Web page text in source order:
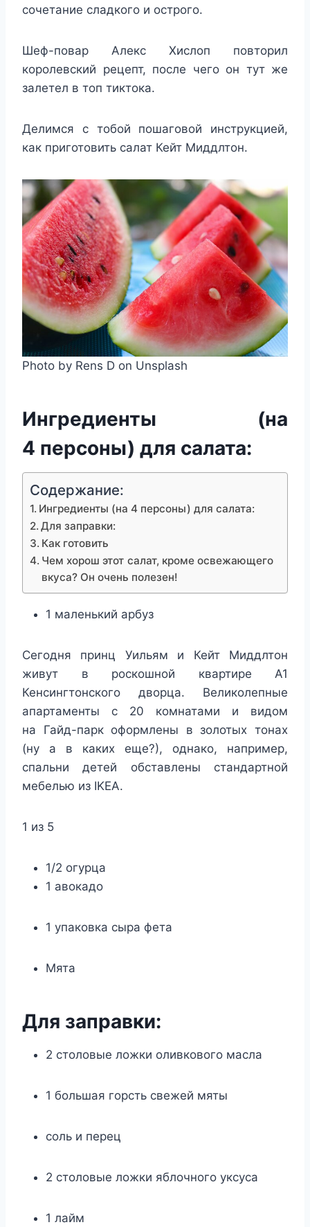
сочетание сладкого и острого.
Шеф-повар Алекс Хислоп повторил
королевский рецепт, после чего он тут же
залетел в топ тиктока.
Делимся с тобой пошаговой инструкцией,
как приготовить салат Кейт Миддлтон.
Photo by Rens D on Unsplash
Ингредиенты (на
4 персоны) для салата:
Содержание:
Ингредиенты (на 4 персоны) для салата:
Для заправки:
Как готовить
Чем хорош этот салат, кроме освежающего
вкуса? Он очень полезен!
1 маленький арбуз
Сегодня принц Уильям и Кейт Миддлтон
живут в роскошной квартире А1
Кенсингтонского дворца. Великолепные
апартаменты с 20 комнатами и видом
на Гайд-парк оформлены в золотых тонах
(ну а в каких еще?), однако, например,
спальни детей обставлены стандартной
мебелью из IKEA.
1 из 5
1/2 огурца
1 авокадо
1 упаковка сыра фета
Мята
Для заправки:
2 столовые ложки оливкового масла
1 большая горсть свежей мяты
соль и перец
2 столовые ложки яблочного уксуса
1 лайм